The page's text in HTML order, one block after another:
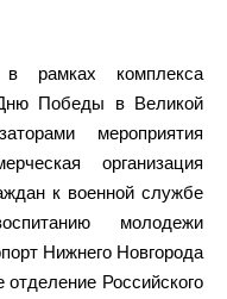
рамках комплекса
Победы в Великой
мероприятия
организация
к военной службе
молодежи
Нижнего Новгорода
Российского